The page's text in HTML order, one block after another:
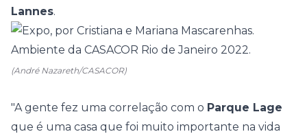
Lannes.
(André Nazareth/CASACOR)
"A gente fez uma correlação com o Parque Lage
que é uma casa que foi muito importante na vida